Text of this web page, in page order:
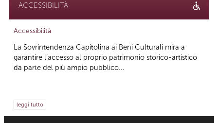
ACCESSIBILITÀ
Accessibilità
La Sovrintendenza Capitolina ai Beni Culturali mira a
garantire l’accesso al proprio patrimonio storico-artistico
da parte del più ampio pubblico...
leggi tutto